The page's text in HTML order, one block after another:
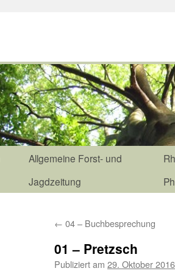
Allgemeine Forst- und
Jagdzeitung
← 04 – Buchbesprechung
01 – Pretzsch
Publiziert am 29. Oktober 2016